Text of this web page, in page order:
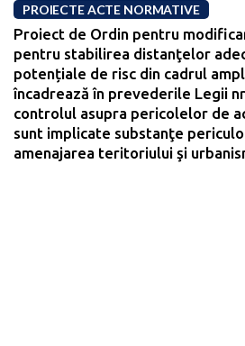
PROIECTE ACTE NORMATIVE
Proiect de Ordin pentru
pentru stabilirea distanţelor
potențiale de risc din cadrul
încadrează în prevederile Legii
controlul asupra pericolelor de
sunt implicate substanţe
amenajarea teritoriului şi